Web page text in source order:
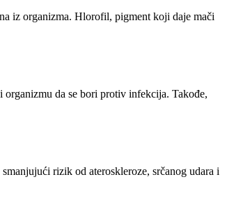
iz organizma. Hlorofil, pigment koji daje mači
da se bori protiv infekcija. Takođe,
rizik od ateroskleroze, srčanog udara i